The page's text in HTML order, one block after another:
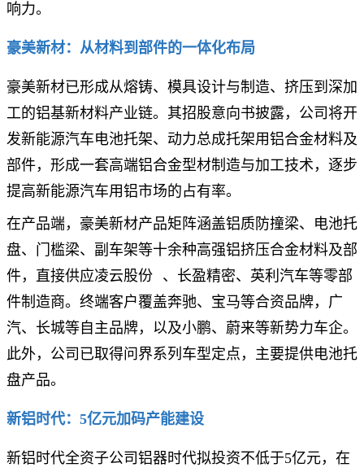
响力。
豪美新材：从材料到部件的一体化布局
豪美新材已形成从熔铸、模具设计与制造、挤压到深加
工的铝基新材料产业链。其招股意向书披露，公司将开
发新能源汽车电池托架、动力总成托架用铝合金材料及
部件，形成一套高端铝合金型材制造与加工技术，逐步
提高新能源汽车用铝市场的占有率。
在产品端，豪美新材产品矩阵涵盖铝质防撞梁、电池托
盘、门槛梁、副车架等十余种高强铝挤压合金材料及部
件，直接供应凌云股份
、长盈精密、英利汽车等零部
件制造商。终端客户覆盖奔驰、宝马等合资品牌，广
汽、长城等自主品牌，以及小鹏、蔚来等新势力车企。
此外，公司已取得问界系列车型定点，主要提供电池托
盘产品。
新铝时代：5亿元加码产能建设
新铝时代全资子公司铝器时代拟投资不低于5亿元，在